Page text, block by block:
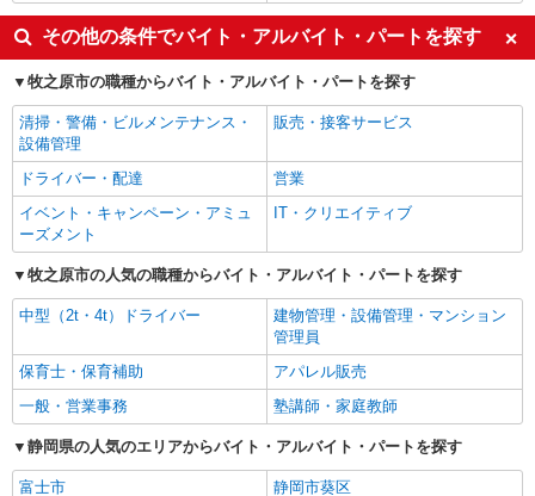
その他の条件でバイト・アルバイト・パートを探す
牧之原市の職種からバイト・アルバイト・パートを探す
清掃・警備・ビルメンテナンス・
設備管理
販売・接客サービス
ドライバー・配達
営業
イベント・キャンペーン・アミュ
ーズメント
IT・クリエイティブ
牧之原市の人気の職種からバイト・アルバイト・パートを探す
中型（2t・4t）ドライバー
建物管理・設備管理・マンション
管理員
保育士・保育補助
アパレル販売
一般・営業事務
塾講師・家庭教師
静岡県の人気のエリアからバイト・アルバイト・パートを探す
富士市 静岡市葵区